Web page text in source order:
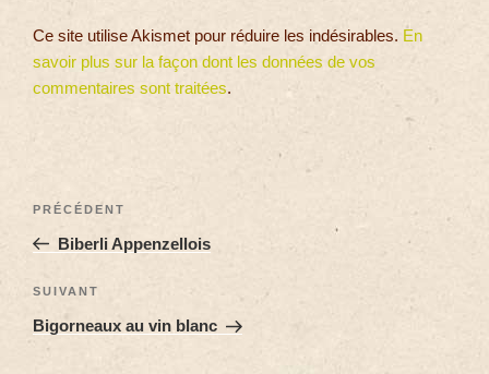
Ce site utilise Akismet pour réduire les indésirables. En
savoir plus sur la façon dont les données de vos
commentaires sont traitées.
PRÉCÉDENT
Biberli Appenzellois
SUIVANT
Bigorneaux au vin blanc